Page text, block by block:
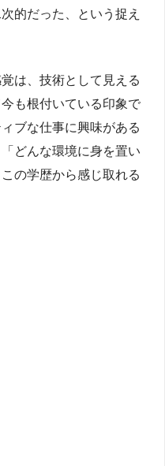
的だった、という捉え
は、技術として見える
も根付いている印象で
ブな仕事に興味がある
どんな環境に身を置い
の学歴から感じ取れる